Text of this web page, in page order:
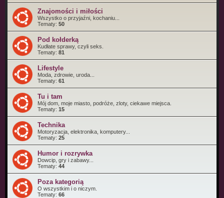
Znajomości i miłości
Wszystko o przyjaźni, kochaniu...
Tematy: 50
Pod kołderką
Kudłate sprawy, czyli seks.
Tematy: 81
Lifestyle
Moda, zdrowie, uroda...
Tematy: 61
Tu i tam
Mój dom, moje miasto, podróże, zloty, ciekawe miejsca.
Tematy: 15
Technika
Motoryzacja, elektronika, komputery...
Tematy: 25
Humor i rozrywka
Dowcip, gry i zabawy...
Tematy: 44
Poza kategorią
O wszystkim i o niczym.
Tematy: 66